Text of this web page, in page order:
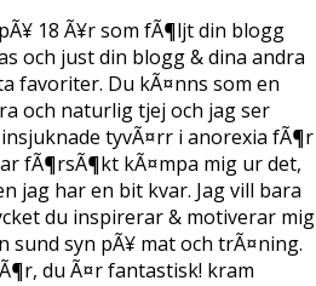
18 Ã¥r som fÃ¶ljt din blogg
och just din blogg & dina andra
favoriter. Du kÃ¤nns som en
och naturlig tjej och jag ser
tyvÃ¤rr i anorexia fÃ¶r
fÃ¶rsÃ¶kt kÃ¤mpa mig ur det,
jag har en bit kvar. Jag vill bara
du inspirerar & motiverar mig
sund syn pÃ¥ mat och trÃ¤ning.
du Ã¤r fantastisk! kram